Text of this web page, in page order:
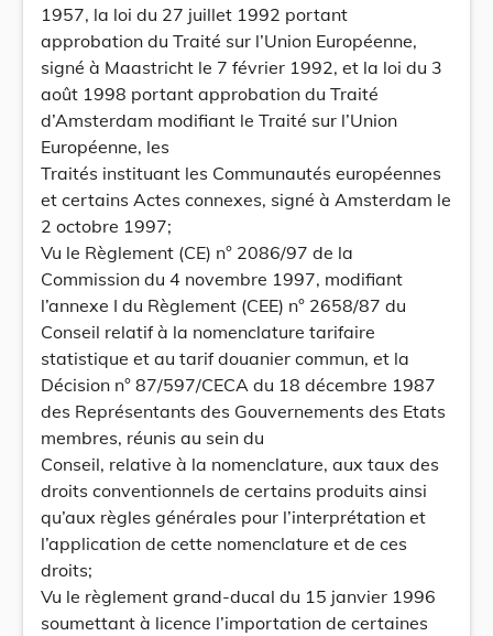
1957, la loi du 27 juillet 1992 portant
approbation du Traité sur l’Union Européenne,
signé à Maastricht le 7 février 1992, et la loi du 3
août 1998 portant approbation du Traité
d’Amsterdam modifiant le Traité sur l’Union
Européenne, les
Traités instituant les Communautés européennes
et certains Actes connexes, signé à Amsterdam le
2 octobre 1997;
Vu le Règlement (CE) n° 2086/97 de la
Commission du 4 novembre 1997, modifiant
l’annexe I du Règlement (CEE) n° 2658/87 du
Conseil relatif à la nomenclature tarifaire
statistique et au tarif douanier commun, et la
Décision n° 87/597/CECA du 18 décembre 1987
des Représentants des Gouvernements des Etats
membres, réunis au sein du
Conseil, relative à la nomenclature, aux taux des
droits conventionnels de certains produits ainsi
qu’aux règles générales pour l’interprétation et
l’application de cette nomenclature et de ces
droits;
Vu le règlement grand-ducal du 15 janvier 1996
soumettant à licence l’importation de certaines